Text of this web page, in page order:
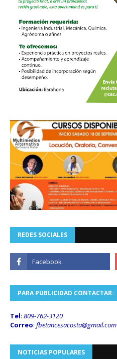
REDES SOCIALES
PARA PUBLICIDAD CONTACTAR:
Tel: 809-762-3120
Correo: fbetancesacosta@gmail.com
NOTICIAS POPULARES